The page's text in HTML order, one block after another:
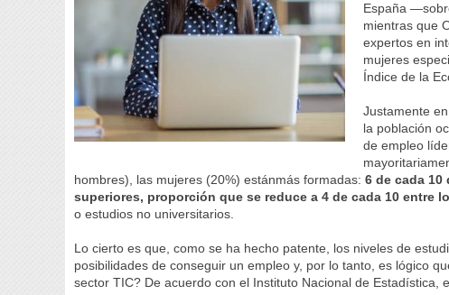
España
mientras que
expertos en
mujeres
Índice de la
Justamente
la población
de empleo
hombres), las mujeres (20%) estánmás formadas:6 de cada
superiores, proporción que se reduce a 4 de cada 10 entre
o estudios no universitarios.
Lo cierto es que, como se ha hecho patente, los niveles de
posibilidades de conseguir un empleo y, por lo tanto, es lógico
sector TIC? De acuerdo con el Instituto Nacional de Estadística,